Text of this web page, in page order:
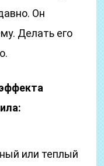
Он
Делать его
или теплый